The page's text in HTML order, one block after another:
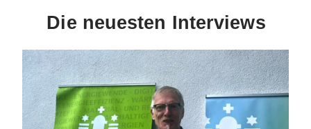
Die neuesten Interviews